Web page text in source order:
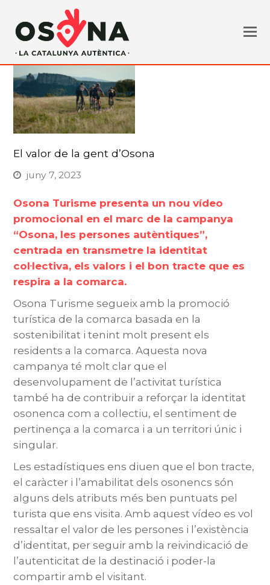
El valor de la gent d’Osona
juny 7, 2023
Osona Turisme presenta un nou vídeo
promocional en el marc de la campanya
“Osona, les persones autèntiques”,
centrada en transmetre la identitat
col·lectiva, els valors i el bon tracte que es
respira a la comarca.
Osona Turisme segueix amb la promoció
turística de la comarca basada en la
sostenibilitat i tenint molt present els
residents a la comarca. Aquesta nova
campanya té molt clar que el
desenvolupament de l’activitat turística
també ha de contribuir a reforçar la identitat
osonenca com a col·lectiu, el sentiment de
pertinença a la comarca i a un territori únic i
singular.
Les estadístiques ens diuen que el bon tracte,
el caràcter i l’amabilitat dels osonencs són
alguns dels atributs més ben puntuats pel
turista que ens visita. Amb aquest vídeo es vol
ressaltar el valor de les persones i l’existència
d’identitat, per seguir amb la reivindicació de
l’autenticitat de la destinació i poder-la
compartir amb el visitant.